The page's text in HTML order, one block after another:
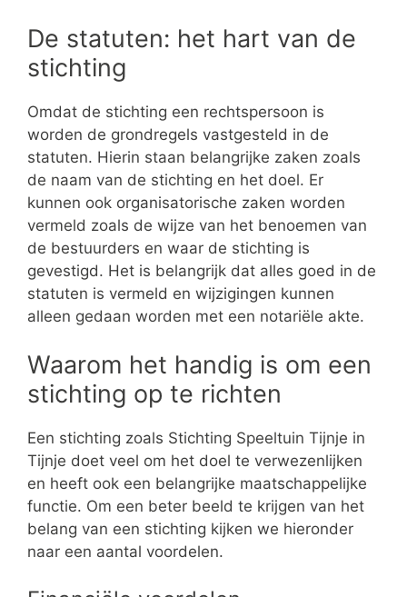
De statuten: het hart van de
stichting
Omdat de stichting een rechtspersoon is
worden de grondregels vastgesteld in de
statuten. Hierin staan belangrijke zaken zoals
de naam van de stichting en het doel. Er
kunnen ook organisatorische zaken worden
vermeld zoals de wijze van het benoemen van
de bestuurders en waar de stichting is
gevestigd. Het is belangrijk dat alles goed in de
statuten is vermeld en wijzigingen kunnen
alleen gedaan worden met een notariële akte.
Waarom het handig is om een
stichting op te richten
Een stichting zoals Stichting Speeltuin Tijnje in
Tijnje doet veel om het doel te verwezenlijken
en heeft ook een belangrijke maatschappelijke
functie. Om een beter beeld te krijgen van het
belang van een stichting kijken we hieronder
naar een aantal voordelen.